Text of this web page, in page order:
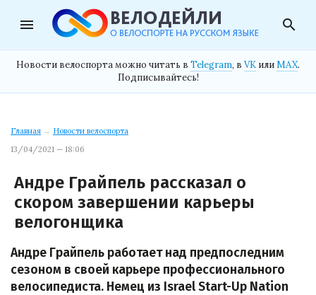
menu search
Новости велоспорта можно читать в Telegram, в VK илиMAX.
Подписывайтесь!
Главная → Новости велоспорта
13/04/2021 — 18:06
Андре Грайпель рассказал о
скором завершении карьеры
велогонщика
Андре Грайпель работает над предпоследним
сезоном в своей карьере профессионального
велосипедиста. Немец из Israel Start-Up Nation